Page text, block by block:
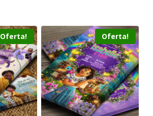
Oferta! Oferta!